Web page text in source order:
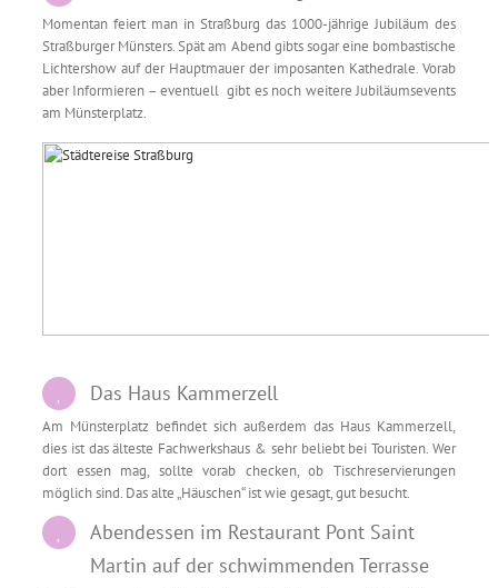
Momentan feiert man in Straßburg das 1000-jährige Jubiläum des
Straßburger Münsters. Spät am Abend gibts sogar eine bombastische
Lichtershow auf der Hauptmauer der imposanten Kathedrale. Vorab
aber Informieren – eventuell gibt es noch weitere Jubiläumsevents
am Münsterplatz.
Das Haus Kammerzell
Am Münsterplatz befindet sich außerdem das Haus Kammerzell,
dies ist das älteste Fachwerkshaus & sehr beliebt bei Touristen. Wer
dort essen mag, sollte vorab checken, ob Tischreservierungen
möglich sind. Das alte „Häuschen“ ist wie gesagt, gut besucht.
Abendessen im Restaurant Pont Saint
Martin auf der schwimmenden Terrasse